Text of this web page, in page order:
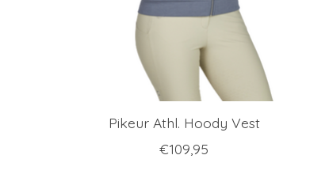
Pikeur Athl. Hoody Vest
€109,95